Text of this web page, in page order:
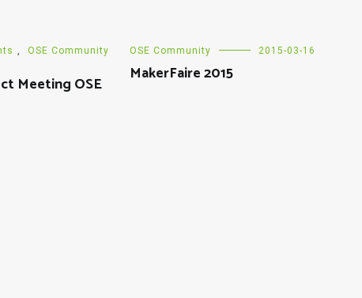
,
OSE Community
Meeting OSE
OSE Community 2015-03-16
MakerFaire 2015